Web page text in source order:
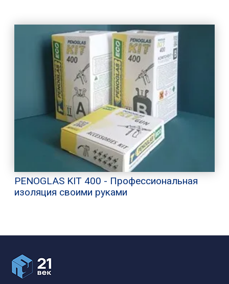
PENOGLAS KIT 400 - Профессиональная
изоляция своими руками